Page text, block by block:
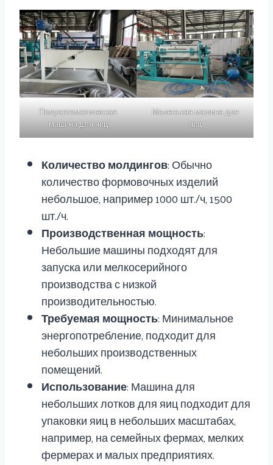
Полуавтоматическая
машина для яиц
Маленькая машина для
яиц
Количество молдингов: Обычно
количество формовочных изделий
небольшое, например 1000 шт./ч, 1500
шт./ч.
Производственная мощность:
Небольшие машины подходят для
запуска или мелкосерийного
производства с низкой
производительностью.
Требуемая мощность: Минимальное
энергопотребление, подходит для
небольших производственных
помещений.
Использование: Машина для
небольших лотков для яиц подходит для
упаковки яиц в небольших масштабах,
например, на семейных фермах, мелких
фермерах и малых предприятиях.